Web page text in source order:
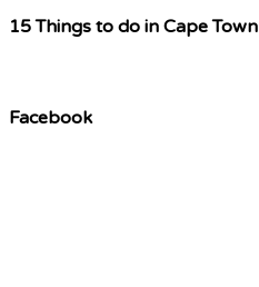
15 Things to do in Cape Town
Facebook